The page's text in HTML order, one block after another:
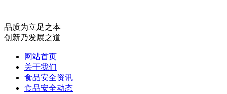
品质为立足之本
创新乃发展之道
网站首页
关于我们
食品安全资讯
食品安全动态